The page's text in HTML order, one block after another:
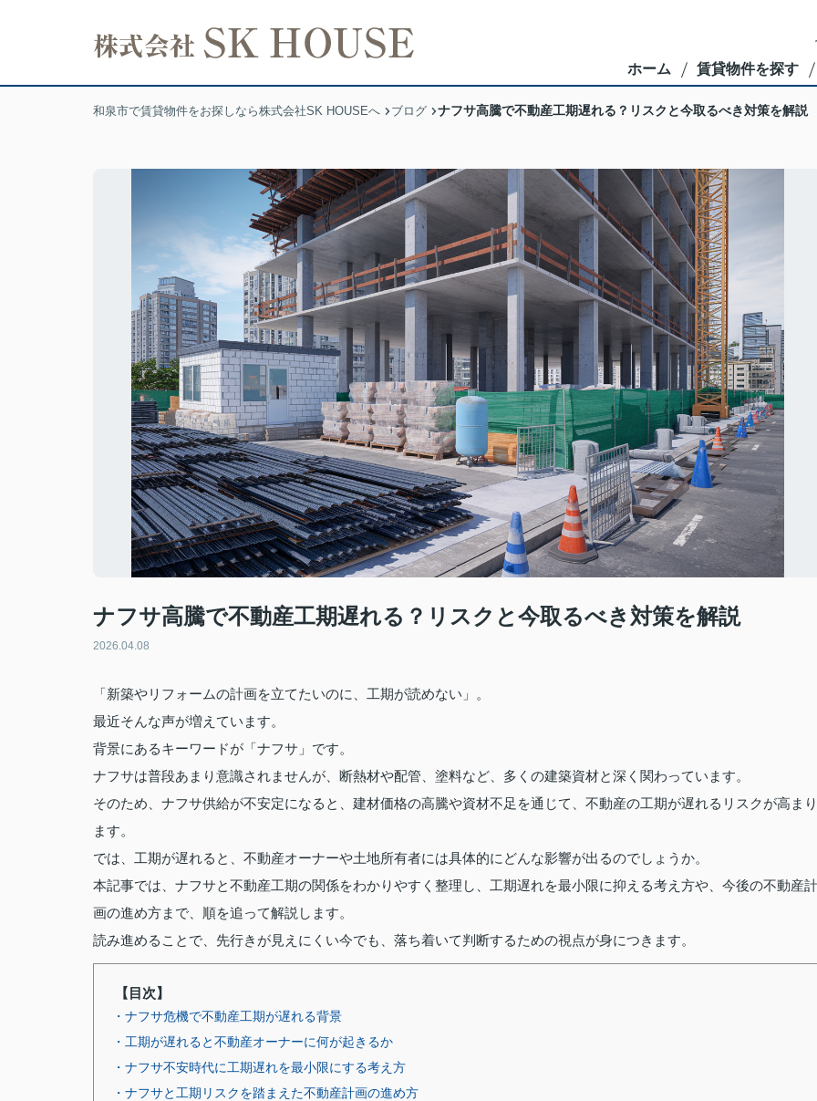
ホーム 賃貸物件を探す
和泉市で賃貸物件をお探しなら株式会社SK HOUSEへ ブログ ナフサ高騰で不動産工期遅れる？リスクと今取るべき対策を解説
ナフサ高騰で不動産工期遅れる？リスクと今取るべき対策を解説
2026.04.08
「新築やリフォームの計画を立てたいのに、工期が読めない」。
最近そんな声が増えています。
背景にあるキーワードが「ナフサ」です。
ナフサは普段あまり意識されませんが、断熱材や配管、塗料など、多くの建築資材と深く関わっています。
そのため、ナフサ供給が不安定になると、建材価格の高騰や資材不足を通じて、不動産の工期が遅れるリスクが高まり
ます。
では、工期が遅れると、不動産オーナーや土地所有者には具体的にどんな影響が出るのでしょうか。
本記事では、ナフサと不動産工期の関係をわかりやすく整理し、工期遅れを最小限に抑える考え方や、今後の不動産計
画の進め方まで、順を追って解説します。
読み進めることで、先行きが見えにくい今でも、落ち着いて判断するための視点が身につきます。
【目次】
・ナフサ危機で不動産工期が遅れる背景
・工期が遅れると不動産オーナーに何が起きるか
・ナフサ不安時代に工期遅れを最小限にする考え方
・ナフサと工期リスクを踏まえた不動産計画の進め方